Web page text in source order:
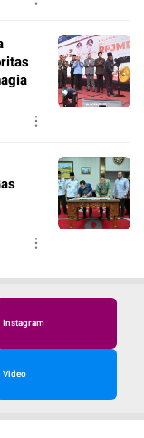
Instagram
Video